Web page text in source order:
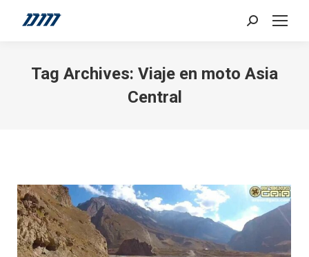
Search:
Tag Archives: Viaje en moto Asia
Central